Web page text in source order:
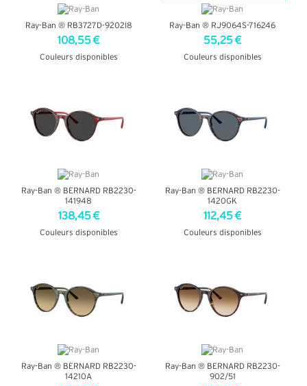
Ray-Ban ® RB3727D-9202I8
108,55 €
Couleurs disponibles
Ray-Ban ® RJ9064S-716246
55,25 €
Couleurs disponibles
Ray-Ban ® BERNARD RB2230-
141948
138,45 €
Couleurs disponibles
Ray-Ban ® BERNARD RB2230-
1420GK
112,45 €
Couleurs disponibles
Ray-Ban ® BERNARD RB2230-
14210A
Ray-Ban ® BERNARD RB2230-
902/51